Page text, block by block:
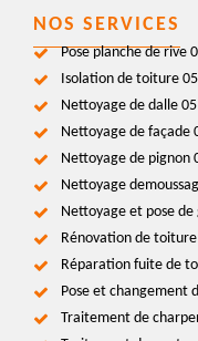
NOS SERVICES
Pose planche de rive
Isolation de toiture
Nettoyage de dalle
Nettoyage de façade
Nettoyage de pignon
Nettoyage
Nettoyage et pose
Rénovation de
Réparation fuite de
Pose et changement
Traitement de